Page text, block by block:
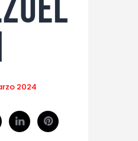
2024